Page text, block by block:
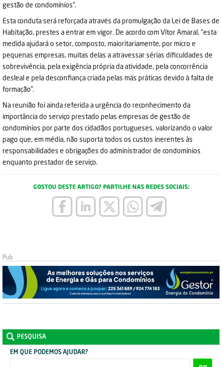
gestão de condomínios”.
Esta conduta será reforçada através da promulgação da Lei de Bases de
Habitação, prestes a entrar em vigor. De acordo com Vítor Amaral, “esta
medida ajudará o setor, composto, maioritariamente, por micro e
pequenas empresas, muitas delas a atravessar sérias dificuldades de
sobrevivência, pela exigência própria da atividade, pela concorrência
desleal e pela desconfiança criada pelas más práticas devido à falta de
formação”.
Na reunião foi ainda referida a urgência do reconhecimento da
importância do serviço prestado pelas empresas de gestão de
condomínios por parte dos cidadãos portugueses, valorizando o valor
pago que, em média, não suporta todos os custos inerentes às
responsabilidades e obrigações do administrador de condomínios
enquanto prestador de serviço.
GOSTOU DESTE ARTIGO? PARTILHE NAS REDES SOCIAIS:
PESQUISA
EM QUE PODEMOS AJUDAR?